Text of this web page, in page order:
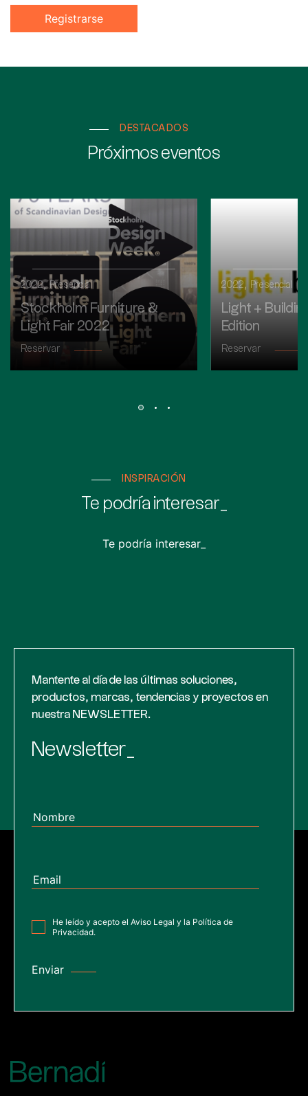
Registrarse
DESTACADOS
Próximos eventos
2022, Presencial
Stockholm Furniture &
Light Fair 2022
Reservar
2022, Presencial
Light +
Edition
Reservar
INSPIRACIÓN
Te podría interesar_
Te podría interesar_
Mantente al día de las últimas soluciones,
productos, marcas, tendencias y proyectos en
nuestra NEWSLETTER.
Newsletter_
He leído y acepto el Aviso Legal y la Política de
Privacidad.